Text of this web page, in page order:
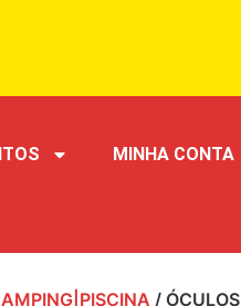
MINHA CONTA
/